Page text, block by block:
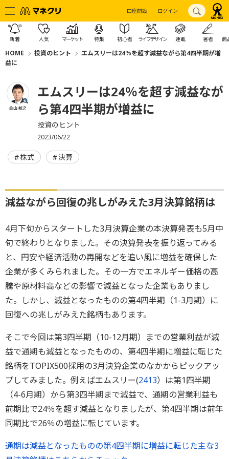
口座開設 ログイン
新着 人気 マーケット 特集 初心者 ライフデザイン 連載 著者 商
HOME 投資のヒント
エムスリーは24％を超す減益ながら第4四半期が増
益に
金山 敏之
エムスリーは24％を超す減益なが
ら第4四半期が増益に
投資のヒント
2023/06/22
株式 決算
減益ながら回復の兆しがみえた3月決算銘柄は
4月下旬からスタートした3月決算企業の本決算発表も5月中
旬で終わりとなりました。その決算発表を振り返ってみる
と、円安や経済活動の再開などを追い風に増益を確保した
企業が多くみられました。その一方でエネルギー価格の高
騰や原材料高などの影響で減益となった企業もありまし
た。しかし、減益となったものの第4四半期（1-3月期）に
回復への兆しがみえた銘柄もあります。
そこで今回は第3四半期（10-12月期）までの営業利益が減
益で通期も減益となったものの、第4四半期に増益に転じた
銘柄をTOPIX500採用の3月決算企業のなかからピックアッ
プしてみました。例えばエムスリー(2413）は第1四半期
（4-6月期）から第3四半期まで減益で、通期の営業利益も
前期比で24％を超す減益となりましたが、第4四半期は前年
同期比で26％の増益に転じています。
通期は減益となったものの第4四半期に増益に転じた主な3